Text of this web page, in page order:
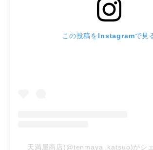
この投稿をInstagramで見
天満屋商店(@tenmaya_katsuo)がシ